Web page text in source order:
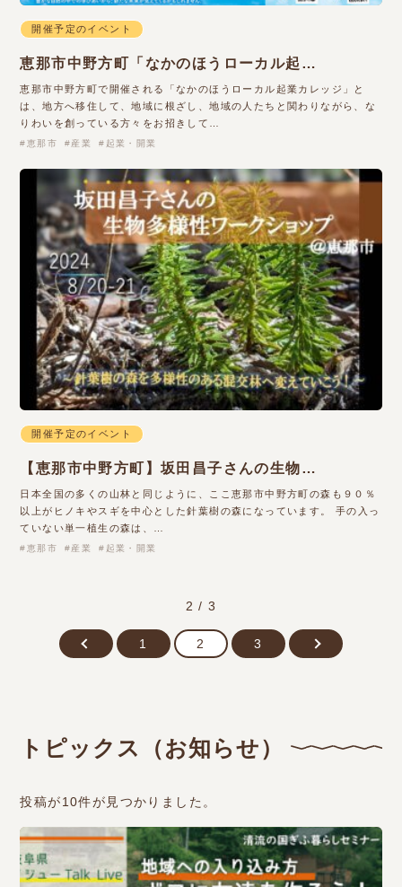
開催予定のイベント
恵那市中野方町「なかのほうローカル起…
恵那市中野方町で開催される「なかのほうローカル起業カレッジ」と
は、地方へ移住して、地域に根ざし、地域の人たちと関わりながら、な
りわいを創っている方々をお招きして…
恵那市 産業 起業・開業
開催予定のイベント
【恵那市中野方町】坂田昌子さんの生物…
日本全国の多くの山林と同じように、ここ恵那市中野方町の森も９０％
以上がヒノキやスギを中心とした針葉樹の森になっています。 手の入っ
ていない単一植生の森は、…
恵那市 産業 起業・開業
2 / 3
1 2 3
トピックス（お知らせ）
投稿が10件が見つかりました。